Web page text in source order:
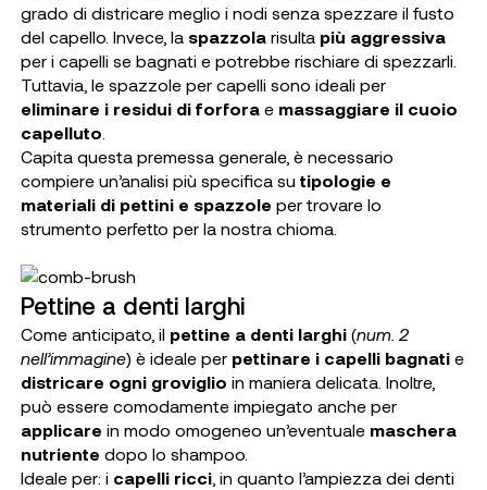
grado di districare meglio i nodi senza spezzare il fusto
del capello. Invece, la spazzolarisulta più aggressiva
per i capelli se bagnati e potrebbe rischiare di spezzarli.
Tuttavia, le spazzole per capelli sono ideali per
eliminare i residui di forforae massaggiare il cuoio
capelluto
Capita questa premessa generale, è necessario
compiere un’analisi più specifica su tipologie e
materiali di pettini e spazzole per trovare lo
strumento perfetto per la nostra chioma.
Pettine a denti larghi
Come anticipato, il pettine a denti larghi(num. 2
nell’immagine) è ideale per pettinare i capelli bagnatie
districare ogni groviglio in maniera delicata. Inoltre,
può essere comodamente impiegato anche per
applicare in modo omogeneo un’eventuale maschera
nutriente dopo lo shampoo.
Ideale per: i capelli ricci, in quanto l’ampiezza dei denti